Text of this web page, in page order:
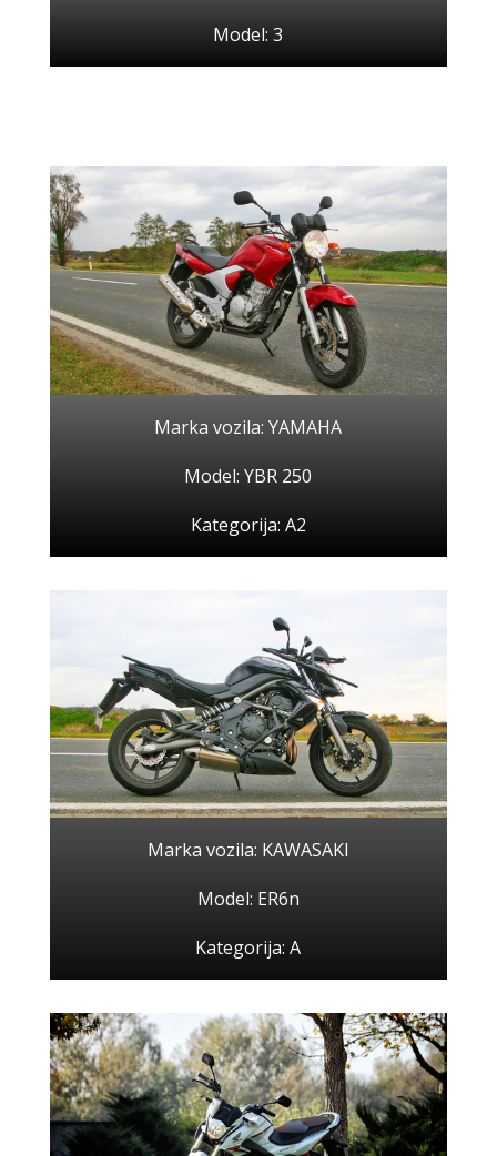
Model: 3
Marka vozila: YAMAHA
Model: YBR 250
Kategorija: A2
Marka vozila: KAWASAKI
Model: ER6n
Kategorija: A